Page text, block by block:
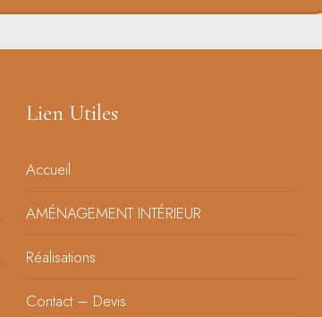
Lien Utiles
Accueil
AMÉNAGEMENT INTÉRIEUR
Réalisations
Contact – Devis